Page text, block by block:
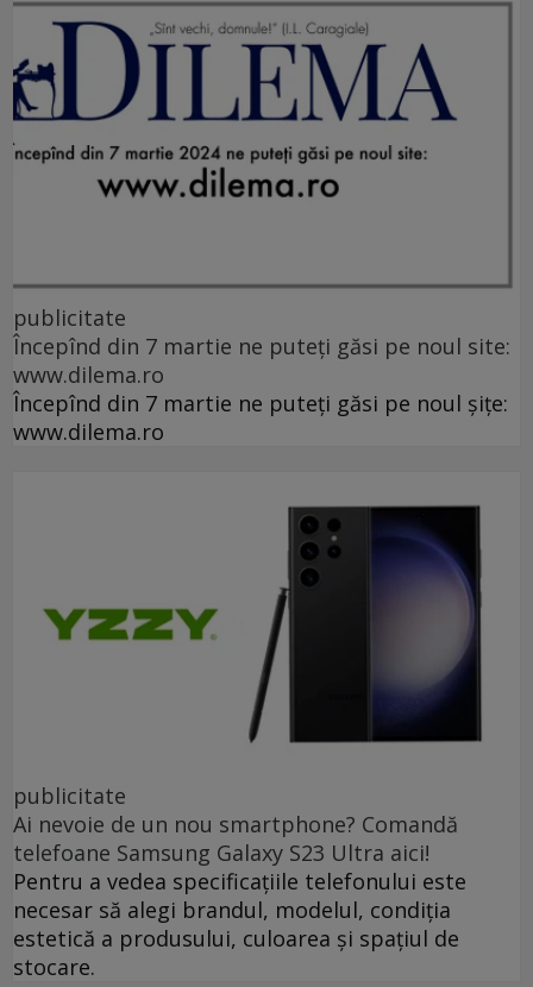
publicitate
Începînd din 7 martie ne puteți găsi pe noul site:
www.dilema.ro
Începînd din 7 martie ne puteți găsi pe noul șițe:
www.dilema.ro
publicitate
Ai nevoie de un nou smartphone? Comandă
telefoane Samsung Galaxy S23 Ultra aici!
Pentru a vedea specificațiile telefonului este
necesar să alegi brandul, modelul, condiția
estetică a produsului, culoarea și spațiul de
stocare.